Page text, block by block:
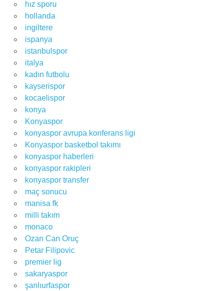
hız sporu
hollanda
ingiltere
ispanya
istanbulspor
italya
kadın futbolu
kayserispor
kocaelispor
konya
Konyaspor
konyaspor avrupa konferans ligi
Konyaspor basketbol takımı
konyaspor haberleri
konyaspor rakipleri
konyaspor transfer
maç sonucu
manisa fk
milli takım
monaco
Ozan Can Oruç
Petar Filipovic
premier lig
sakaryaspor
şanlıurfaspor